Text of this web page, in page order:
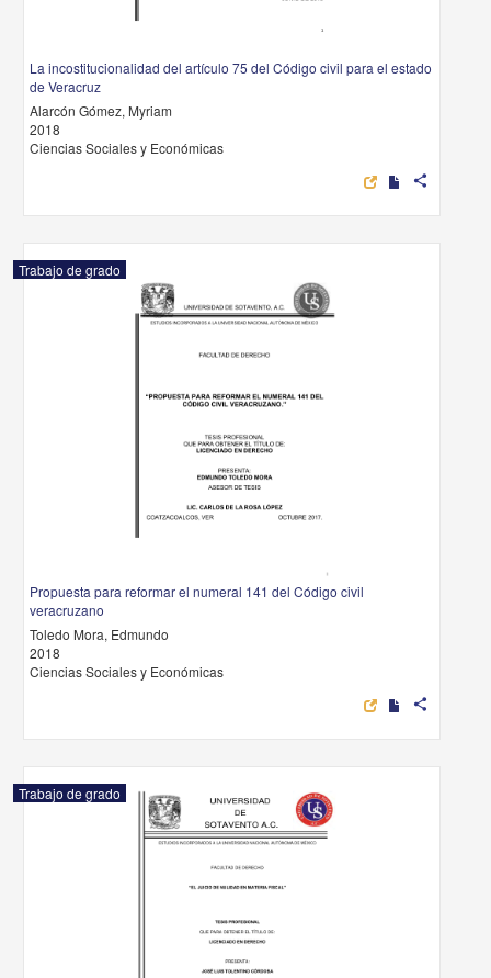
La incostitucionalidad del artículo 75 del Código civil para el estado
de Veracruz
Alarcón Gómez, Myriam
2018
Ciencias Sociales y Económicas
share
Trabajo de grado
Propuesta para reformar el numeral 141 del Código civil
veracruzano
Toledo Mora, Edmundo
2018
Ciencias Sociales y Económicas
share
Trabajo de grado